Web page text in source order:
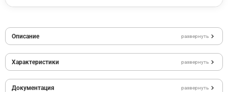
Описание развернуть
Характеристики развернуть
Документация развернуть